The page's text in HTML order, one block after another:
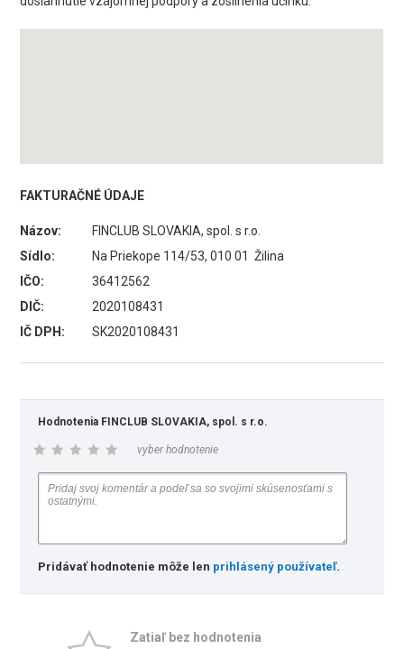
FAKTURAČNÉ ÚDAJE
Názov:
FINCLUB SLOVAKIA, spol. s r.o.
Sídlo:
Na Priekope 114/53, 010 01 Žilina
IČO:
36412562
DIČ:
2020108431
IČ DPH:
SK2020108431
Hodnotenia FINCLUB SLOVAKIA, spol. s r.o.
vyber hodnotenie
Pridávať hodnotenie môže len prihlásený používateľ.
Zatiaľ bez hodnotenia